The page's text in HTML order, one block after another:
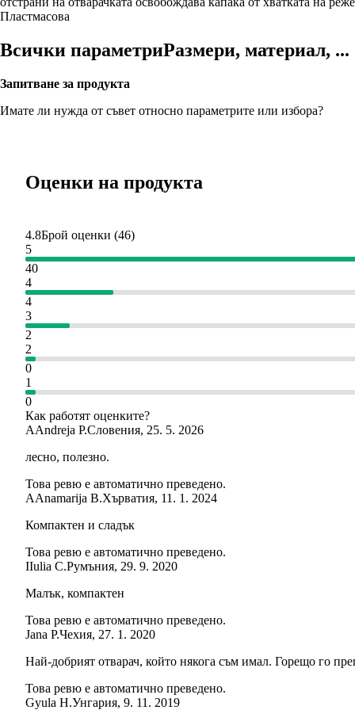
Пластмасова
Всички параметриРазмери, материал, ...
Запитване за продукта
Имате ли нужда от съвет относно параметрите или избора?
Оценки на продукта
4.8Брой оценки (46)
5
40
4
4
3
2
2
0
1
0
Как работят оценките?
AAndreja P.Словения, 25. 5. 2026
лесно, полезно.
Това ревю е автоматично преведено.
AAnamarija B.Хърватия, 11. 1. 2024
Компактен и сладък
Това ревю е автоматично преведено.
IIulia C.Румъния, 29. 9. 2020
Малък, компактен
Това ревю е автоматично преведено.
Jana P.Чехия, 27. 1. 2020
Най-добрият отварач, който някога съм имал. Горещо го
Това ревю е автоматично преведено.
Gyula H.Унгария, 9. 11. 2019